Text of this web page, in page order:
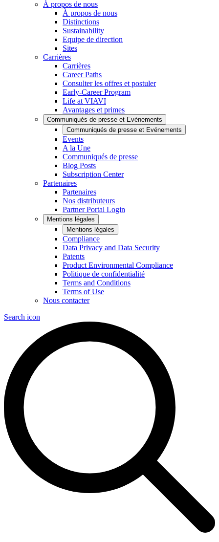
À propos de nous
À propos de nous
Distinctions
Sustainability
Equipe de direction
Sites
Carrières
Carrières
Career Paths
Consulter les offres et postuler
Early-Career Program
Life at VIAVI
Avantages et primes
Communiqués de presse et Evénements
Communiqués de presse et Evénements
Events
A la Une
Communiqués de presse
Blog Posts
Subscription Center
Partenaires
Partenaires
Nos distributeurs
Partner Portal Login
Mentions légales
Mentions légales
Compliance
Data Privacy and Data Security
Patents
Product Environmental Compliance
Politique de confidentialité
Terms and Conditions
Terms of Use
Nous contacter
Search icon